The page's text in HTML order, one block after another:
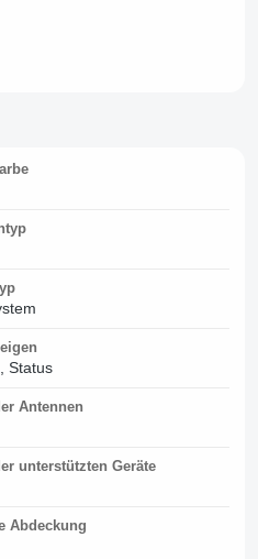
Status
Antennen
unterstützten Geräte
Abdeckung